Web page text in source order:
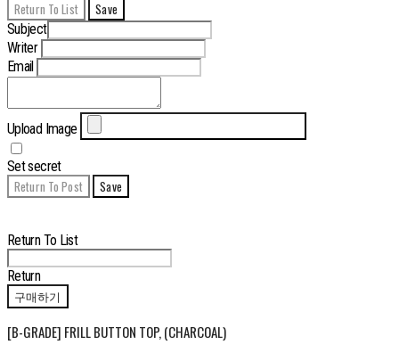
Return To List Save
Subject
Writer
Email
Upload Image
Set secret
Return To Post Save
Return To List
Return
구매하기
[B-GRADE] FRILL BUTTON TOP, (CHARCOAL)